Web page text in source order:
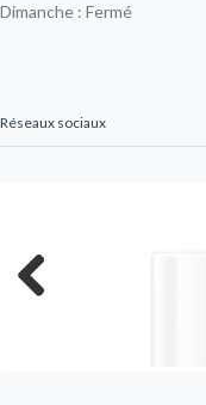
Dimanche : Fermé
Réseaux sociaux